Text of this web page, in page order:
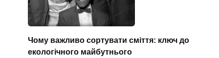
Чому важливо сортувати сміття: ключ до
екологічного майбутнього